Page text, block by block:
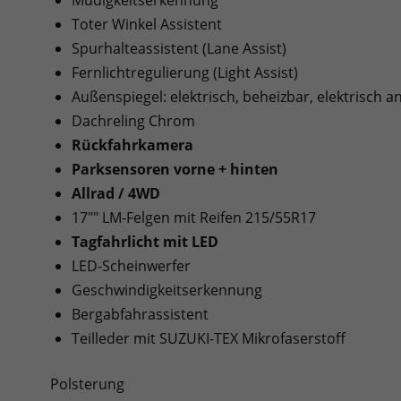
Toter Winkel Assistent
Spurhalteassistent (Lane Assist)
Fernlichtregulierung (Light Assist)
Außenspiegel: elektrisch, beheizbar, elektrisch
Dachreling Chrom
Rückfahrkamera
Parksensoren vorne + hinten
Allrad / 4WD
17"" LM-Felgen mit Reifen 215/55R17
Tagfahrlicht mit LED
LED-Scheinwerfer
Geschwindigkeitserkennung
Bergabfahrassistent
Teilleder mit SUZUKI-TEX Mikrofaserstoff
Polsterung